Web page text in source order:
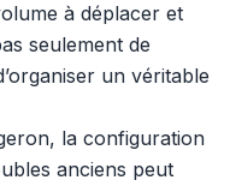
à déplacer et
seulement de
un véritable
la configuration
anciens peut